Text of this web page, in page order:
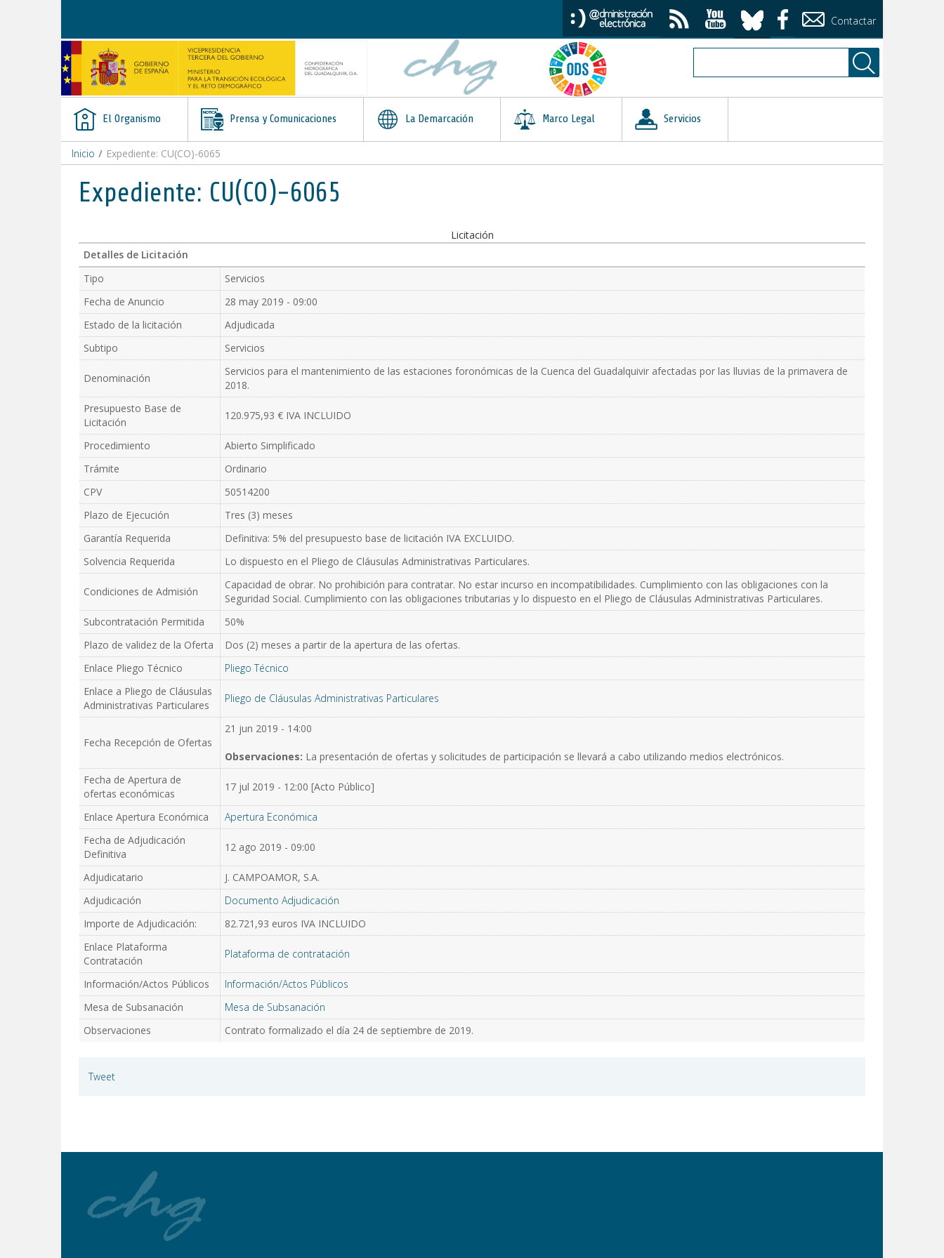
Contactar
El Organismo Prensa y Comunicaciones La Demarcación Marco Legal Servicios
Inicio / Expediente: CU(CO)-6065
Expediente: CU(CO)-6065
Licitación
Detalles de Licitación
Tipo
Servicios
Fecha de Anuncio
28 may 2019 - 09:00
Estado de la licitación
Adjudicada
Subtipo
Servicios
Denominación
Servicios para el mantenimiento de las estaciones foronómicas de la Cuenca del Guadalquivir afectadas por las lluvias de la primavera de
2018.
Presupuesto Base de
Licitación
120.975,93 € IVA INCLUIDO
Procedimiento
Abierto Simplificado
Trámite
Ordinario
CPV
50514200
Plazo de Ejecución
Tres (3) meses
Garantía Requerida
Definitiva: 5% del presupuesto base de licitación IVA EXCLUIDO.
Solvencia Requerida
Lo dispuesto en el Pliego de Cláusulas Administrativas Particulares.
Condiciones de Admisión
Capacidad de obrar. No prohibición para contratar. No estar incurso en incompatibilidades. Cumplimiento con las obligaciones con la
Seguridad Social. Cumplimiento con las obligaciones tributarias y lo dispuesto en el Pliego de Cláusulas Administrativas Particulares.
Subcontratación Permitida
50%
Plazo de validez de la Oferta
Dos (2) meses a partir de la apertura de las ofertas.
Enlace Pliego Técnico
Pliego Técnico
Enlace a Pliego de Cláusulas
Administrativas Particulares
Pliego de Cláusulas Administrativas Particulares
Fecha Recepción de Ofertas
21 jun 2019 - 14:00
Observaciones: La presentación de ofertas y solicitudes de participación se llevará a cabo utilizando medios electrónicos.
Fecha de Apertura de
ofertas económicas
17 jul 2019 - 12:00 [Acto Público]
Enlace Apertura Económica
Apertura Económica
Fecha de Adjudicación
Definitiva
12 ago 2019 - 09:00
Adjudicatario
J. CAMPOAMOR, S.A.
Adjudicación
Documento Adjudicación
Importe de Adjudicación:
82.721,93 euros IVA INCLUIDO
Enlace Plataforma
Contratación
Plataforma de contratación
Información/Actos Públicos
Información/Actos Públicos
Mesa de Subsanación
Mesa de Subsanación
Observaciones
Contrato formalizado el día 24 de septiembre de 2019.
Tweet